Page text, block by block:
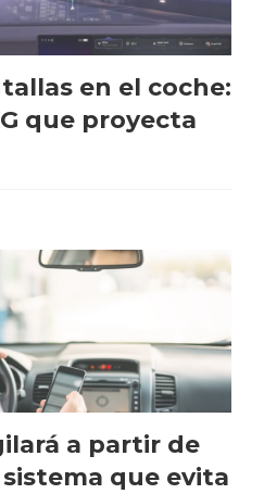
en el coche:
que proyecta
a partir de
que evita